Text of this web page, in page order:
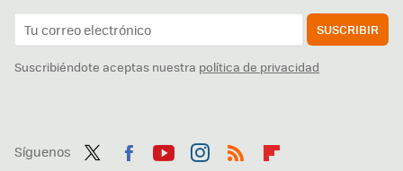
SUSCRIBIR
Suscribiéndote aceptas nuestra política de privacidad
Síguenos